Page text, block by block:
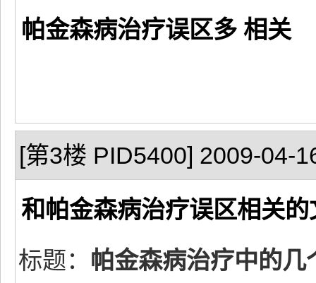
帕金森病治疗误区多 相关
[第3楼 PID5400] 2009-04-
和帕金森病治疗误区相关的
标题： 帕金森病治疗中的几